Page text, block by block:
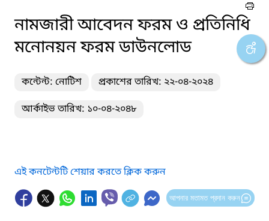
নামজারী আবেদন ফরম ও প্রতিনিধি
মনোনয়ন ফরম ডাউনলোড
কন্টেন্ট: নোটিশ প্রকাশের তারিখ: ২২-০৪-২০২৪
আর্কাইভ তারিখ: ১০-০৪-২০৪৮
এই কনটেন্টটি শেয়ার করতে ক্লিক করুন
আপনার মতামত প্রদান করুন